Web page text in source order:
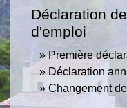
Déclaration
d'emploi
Première
Déclaration
Changement